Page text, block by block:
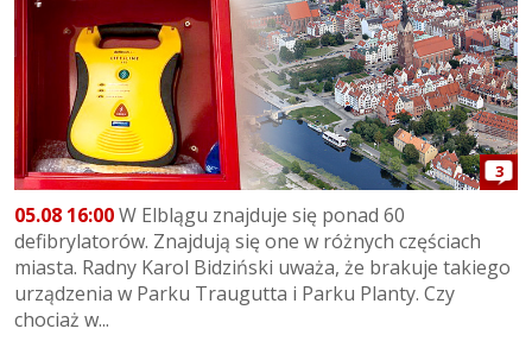
3
05.08 16:00W Elblągu znajduje się ponad 60
defibrylatorów. Znajdują się one w różnych częściach
miasta. Radny Karol Bidziński uważa, że brakuje takiego
urządzenia w Parku Traugutta i Parku Planty. Czy
chociaż w...